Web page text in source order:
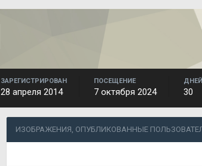
ЗАРЕГИСТРИРОВАН
28 апреля 2014
ПОСЕЩЕНИЕ
7 октября 2024 30
ИЗОБРАЖЕНИЯ, ОПУБЛИКОВАННЫЕ